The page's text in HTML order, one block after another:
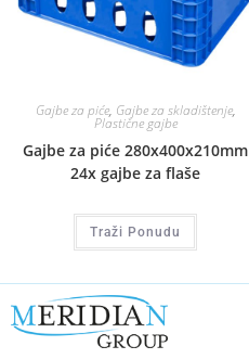
Gajbe za piće, Gajbe za skladištenje,
Plastične gajbe
Gajbe za piće 280x400x210mm
24x gajbe za flaše
Traži Ponudu